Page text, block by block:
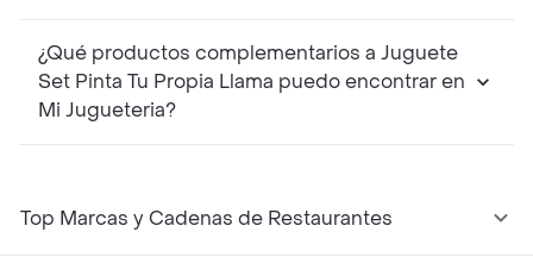
¿Qué productos complementarios a Juguete
Set Pinta Tu Propia Llama puedo encontrar en
Mi Jugueteria?
Top Marcas y Cadenas de Restaurantes